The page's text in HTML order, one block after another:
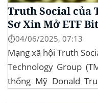
Truth Social của
Sơ Xin Mở ETF
⏱️04/06/2025, 07:13
Mạng xã hội Truth
Technology Group
thống Mỹ Donald